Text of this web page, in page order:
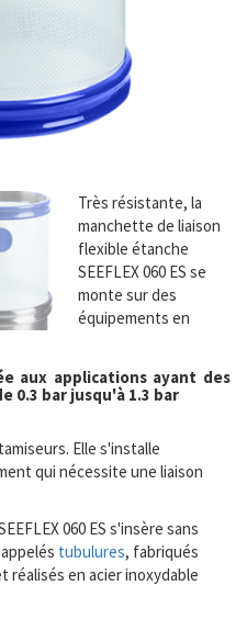
aux applications ayant des
0.3 bar jusqu'à 1.3 bar
Très résistante, la
manchette de liaison
flexible étanche
SEEFLEX 060 ES se
monte sur des
équipements en
Elle s'installe
qui nécessite une liaison
060 ES s'insère sans
tubulures, fabriqués
réalisés en acier inoxydable